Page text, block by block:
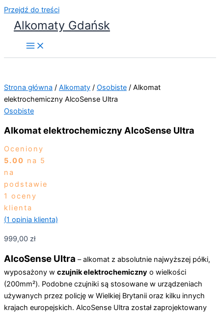
Przejdź do treści
Alkomaty Gdańsk
Strona główna / Alkomaty / Osobiste / Alkomat
elektrochemiczny AlcoSense Ultra
Osobiste
Alkomat elektrochemiczny AlcoSense Ultra
Oceniony
5.00 na 5
na
podstawie
1 oceny
klienta
(1 opinia klienta)
999,00 zł
AlcoSense Ultra – alkomat z absolutnie najwyższej półki,
wyposażony w czujnik elektrochemiczny o wielkości
(200mm²). Podobne czujniki są stosowane w urządzeniach
używanych przez policję w Wielkiej Brytanii oraz kilku innych
krajach europejskich. AlcoSense Ultra został zaprojektowany